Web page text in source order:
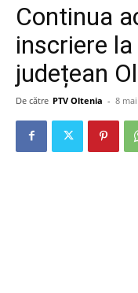
Continua
inscriere
județean
De către PTV Oltenia - 8